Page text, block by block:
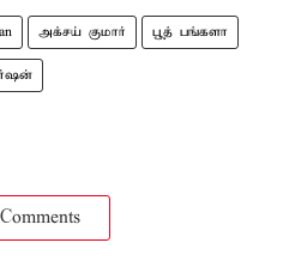
அக்சய் குமார் பூத் பங்களா